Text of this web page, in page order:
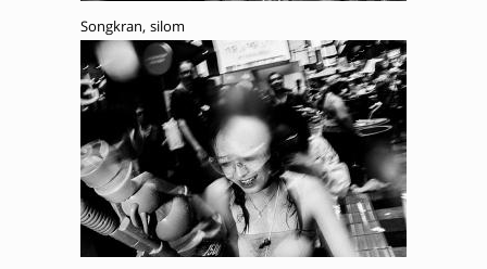
Songkran, silom